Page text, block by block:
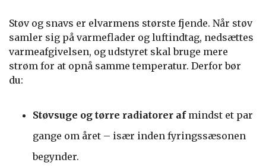
Støv og snavs er elvarmens største fjende. Når støv
samler sig på varmeflader og luftindtag, nedsættes
varmeafgivelsen, og udstyret skal bruge mere
strøm for at opnå samme temperatur. Derfor bør
du:
Støvsuge og tørre radiatorer afmindst et par
gange om året – især inden fyringssæsonen
begynder.